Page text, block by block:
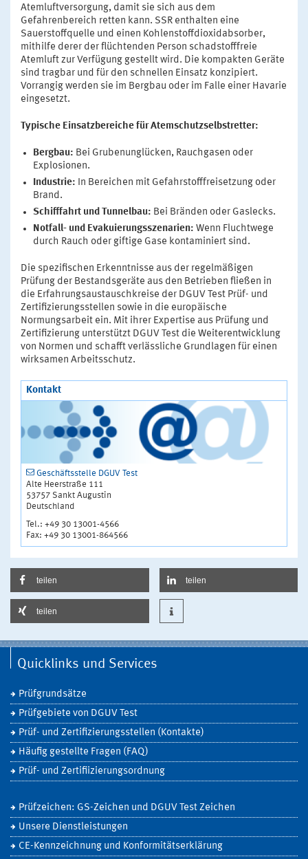
Atemluftversorgung, damit sie sich aus dem
Gefahrenbereich retten kann. SSR enthalten eine
Sauerstoffquelle und einen Kohlenstoffdioxidabsorber,
mithilfe derer der flüchtenden Person schadstofffreie
Atemluft zur Verfügung gestellt wird. Die kompakten Geräte
sind tragbar und für den schnellen Einsatz konzipiert.
Vorrangig werden sie im Bergbau oder im Falle einer Havarie
eingesetzt.
Typische Einsatzbereiche für Atemschutzselbstretter:
Bergbau: Bei Grubenunglücken, Rauchgasen oder
Explosionen.
Industrie: In Bereichen mit Gefahrstofffreisetzung oder
Brand.
Schifffahrt und Tunnelbau: Bei Bränden oder Gaslecks.
Notfall- und Evakuierungsszenarien: Wenn Fluchtwege
durch Rauch oder giftige Gase kontaminiert sind.
Die spezifischen Erkenntnisse aus der regelmäßigen
Prüfung der Bestandsgeräte aus den Betrieben fließen in
die Erfahrungsaustauschkreise der DGUV Test Prüf- und
Zertifizierungsstellen sowie in die europäische
Normungsarbeit ein. Mit ihrer Expertise aus Prüfung und
Zertifizierung unterstützt DGUV Test die Weiterentwicklung
von Normen und schafft verlässliche Grundlagen für einen
wirksamen Arbeitsschutz.
Kontakt
Geschäftsstelle DGUV Test
Alte Heerstraße 111
53757 Sankt Augustin
Deutschland
Tel.: +49 30 13001-4566
Fax: +49 30 13001-864566
teilen teilen
teilen
Quicklinks und Services
Prüfgrundsätze
Prüfgebiete von DGUV Test
Prüf- und Zertifizierungsstellen (Kontakte)
Häufig gestellte Fragen (FAQ)
Prüf- und Zertifiizierungsordnung
Prüfzeichen: GS-Zeichen und DGUV Test Zeichen
Unsere Dienstleistungen
CE-Kennzeichnung und Konformitätserklärung